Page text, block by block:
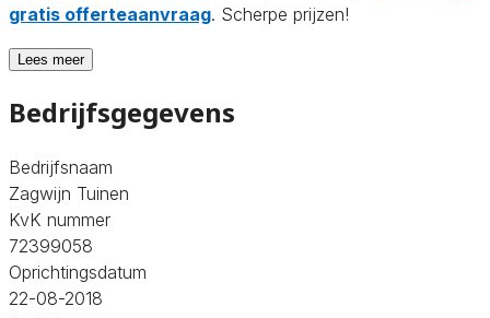
gratis offerteaanvraag. Scherpe prijzen!
Lees meer
Bedrijfsgegevens
Bedrijfsnaam
Zagwijn Tuinen
KvK nummer
72399058
Oprichtingsdatum
22-08-2018